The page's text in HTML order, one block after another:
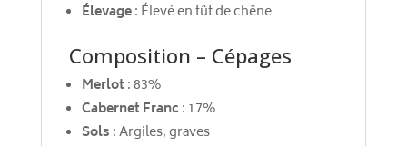
Élevage: Élevé en fût de chêne
Composition – Cépages
Merlot: 83%
Cabernet Franc : 17%
Sols : Argiles, graves